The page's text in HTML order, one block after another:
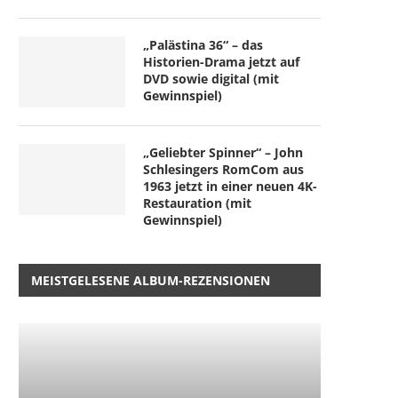
„Palästina 36“ – das
Historien-Drama jetzt auf
DVD sowie digital (mit
Gewinnspiel)
„Geliebter Spinner“ – John
Schlesingers RomCom aus
1963 jetzt in einer neuen 4K-
Restauration (mit
Gewinnspiel)
MEISTGELESENE ALBUM-REZENSIONEN